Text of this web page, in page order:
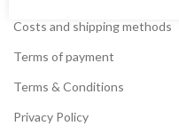
Costs and shipping methods
Terms of payment
Terms & Conditions
Privacy Policy